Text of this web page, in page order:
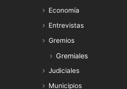
Economía
Entrevistas
Gremios
Gremiales
Judiciales
Municipios